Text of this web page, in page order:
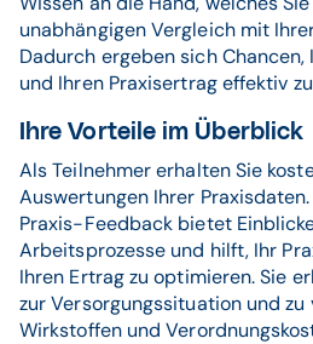
unabhängigen Vergleich mit
Dadurch ergeben sich
und Ihren Praxisertrag effektiv
Ihre Vorteile im Überblick
Als Teilnehmer erhalten Sie
Auswertungen Ihrer
Praxis-Feedback bietet
Arbeitsprozesse und hilft, Ihr
Ihren Ertrag zu optimieren. Sie
zur Versorgungssituation und
Wirkstoffen und